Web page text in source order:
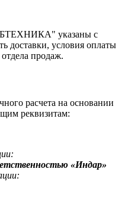
указаны с
доставки, условия оплаты
продаж.
расчета на основании
реквизитам:
«Индар»